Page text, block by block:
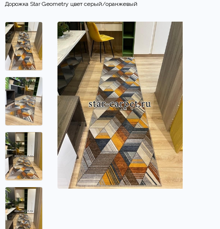
Дорожка Star Geometry цвет серый/оранжевый